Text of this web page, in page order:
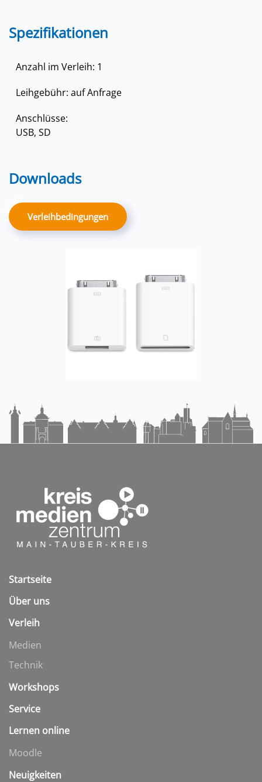
Spezifikationen
Anzahl im Verleih: 1
Leihgebühr: auf Anfrage
Anschlüsse:
USB, SD
Downloads
Verleihbedingungen
Startseite
Über uns
Verleih
Medien
Technik
Workshops
Service
Lernen online
Moodle
Neuigkeiten